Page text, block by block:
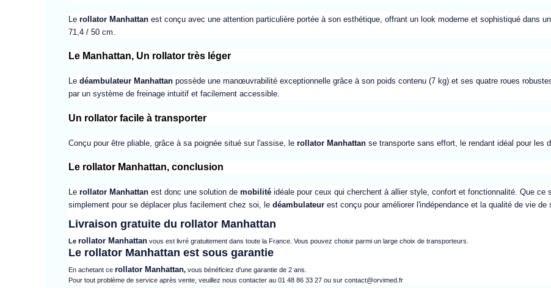
Le rollator Manhattan est conçu avec une attention particulière portée à son esthétique, offrant un look moderne et sophistiqué dans
71,4 / 50 cm.
Le Manhattan, Un rollator très léger
Le déambulateur Manhattan possède une manœuvrabilité exceptionnelle grâce à son poids contenu (7 kg) et ses quatre roues
par un système de freinage intuitif et facilement accessible.
Un rollator facile à transporter
Conçu pour être pliable, grâce à sa poignée situé sur l'assise, le rollator Manhattan se transporte sans effort, le rendant idéal pour les
Le rollator Manhattan, conclusion
Le rollator Manhattan est donc une solution de mobilité idéale pour ceux qui cherchent à allier style, confort et fonctionnalité. Que
simplement pour se déplacer plus facilement chez soi, le déambulateur est conçu pour améliorer l'indépendance et la qualité de vie de
Livraison gratuite du rollator Manhattan
Le rollator Manhattan vous est livré gratuitement dans toute la France. Vous pouvez choisir parmi un large choix de transporteurs.
Le rollator Manhattan est sous garantie
En achetant ce rollator Manhattan, vous bénéficiez d'une garantie de 2 ans.
Pour tout problème de service après vente, veuillez nous contacter au 01 48 86 33 27 ou sur contact@orvimed.fr